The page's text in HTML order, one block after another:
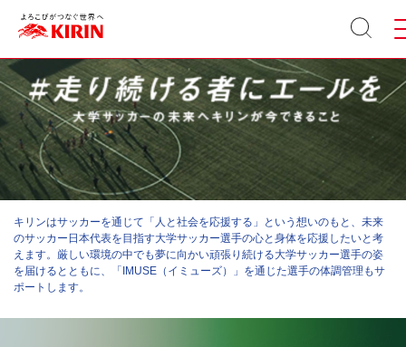
サイト
内検索
メ
キリンはサッカーを通じて「人と社会を応援する」という想いのもと、未来
のサッカー日本代表を目指す大学サッカー選手の心と身体を応援したいと考
えます。厳しい環境の中でも夢に向かい頑張り続ける大学サッカー選手の姿
を届けるとともに、「IMUSE（イミューズ）」を通じた選手の体調管理もサ
ポートします。